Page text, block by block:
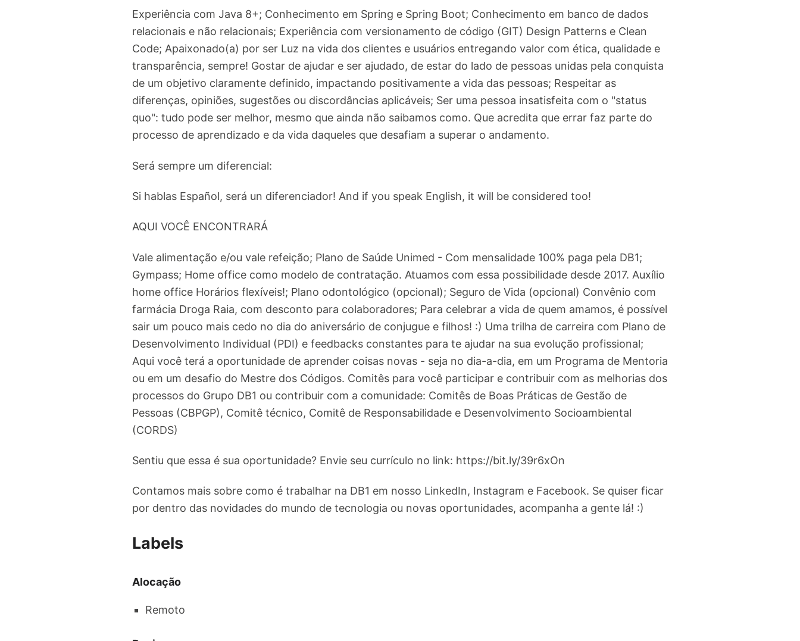
Experiência com Java 8+; Conhecimento em Spring e Spring Boot; Conhecimento em banco de dados
relacionais e não relacionais; Experiência com versionamento de código (GIT) Design Patterns e Clean
Code; Apaixonado(a) por ser Luz na vida dos clientes e usuários entregando valor com ética, qualidade e
transparência, sempre! Gostar de ajudar e ser ajudado, de estar do lado de pessoas unidas pela conquista
de um objetivo claramente definido, impactando positivamente a vida das pessoas; Respeitar as
diferenças, opiniões, sugestões ou discordâncias aplicáveis; Ser uma pessoa insatisfeita com o "status
quo": tudo pode ser melhor, mesmo que ainda não saibamos como. Que acredita que errar faz parte do
processo de aprendizado e da vida daqueles que desafiam a superar o andamento.
Será sempre um diferencial:
Si hablas Español, será un diferenciador! And if you speak English, it will be considered too!
AQUI VOCÊ ENCONTRARÁ
Vale alimentação e/ou vale refeição; Plano de Saúde Unimed - Com mensalidade 100% paga pela DB1;
Gympass; Home office como modelo de contratação. Atuamos com essa possibilidade desde 2017. Auxílio
home office Horários flexíveis!; Plano odontológico (opcional); Seguro de Vida (opcional) Convênio com
farmácia Droga Raia, com desconto para colaboradores; Para celebrar a vida de quem amamos, é possível
sair um pouco mais cedo no dia do aniversário de conjugue e filhos! :) Uma trilha de carreira com Plano de
Desenvolvimento Individual (PDI) e feedbacks constantes para te ajudar na sua evolução profissional;
Aqui você terá a oportunidade de aprender coisas novas - seja no dia-a-dia, em um Programa de Mentoria
ou em um desafio do Mestre dos Códigos. Comitês para você participar e contribuir com as melhorias dos
processos do Grupo DB1 ou contribuir com a comunidade: Comitês de Boas Práticas de Gestão de
Pessoas (CBPGP), Comitê técnico, Comitê de Responsabilidade e Desenvolvimento Socioambiental
(CORDS)
Sentiu que essa é sua oportunidade? Envie seu currículo no link: https://bit.ly/39r6xOn
Contamos mais sobre como é trabalhar na DB1 em nosso LinkedIn, Instagram e Facebook. Se quiser ficar
por dentro das novidades do mundo de tecnologia ou novas oportunidades, acompanha a gente lá! :)
Labels
Alocação
Remoto